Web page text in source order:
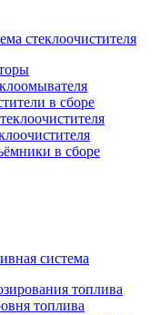
стеклоочистителя
в сборе
в сборе
система
топлива
топлива